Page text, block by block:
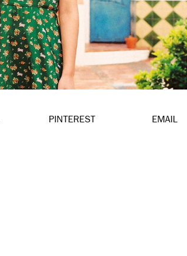
PINTEREST
EMAIL